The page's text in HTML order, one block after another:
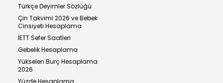
Türkçe Deyimler Sözlüğü
Çin Takvimi 2026 ve Bebek
Cinsiyeti Hesaplama
İETT Sefer Saatleri
Gebelik Hesaplama
Yükselen Burç Hesaplama
2026
Yüzde Hesaplama